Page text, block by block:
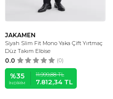
JAKAMEN
Siyah Slim Fit Mono Yaka Çift Yırtmaç
Düz Takım Elbise
0.0 (0)
%35
İNDIRIM
11.999,88TL
7.812,34TL